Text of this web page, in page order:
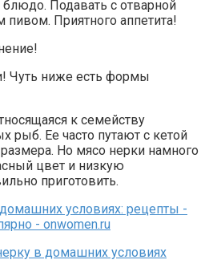
Подавать с отварной
Приятного аппетита!
Чуть ниже есть формы
к семейству
рыб. Ее часто путают с кетой
Но мясо нерки намного
цвет и низкую
приготовить.